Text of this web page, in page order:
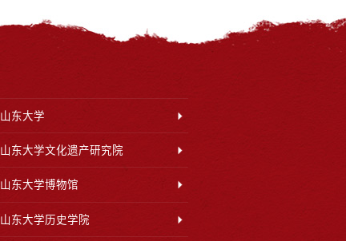
山东大学
山东大学文化遗产研究院
山东大学博物馆
山东大学历史学院